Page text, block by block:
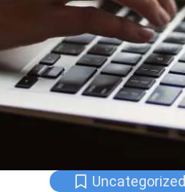
Uncategorized